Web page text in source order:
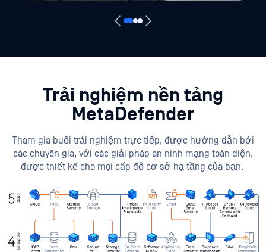
Trải nghiệm nền tảng
MetaDefender
Tham gia buổi trải nghiệm trực tiếp, được hướng dẫn bởi
các chuyên gia, với các giải pháp an ninh mạng toàn diện,
được thiết kế cho mọi cấp độ cơ sở hạ tầng của bạn.